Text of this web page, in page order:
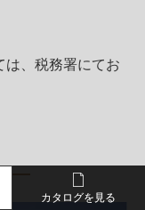
は、税務署にてお
カタログを見る
カタログを見る